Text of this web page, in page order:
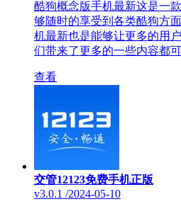
酷狗概念版手机最新这是一
够随时的享受到各类酷狗方
机最新也是能够让更多的用
们带来了更多的一些内容都可
查看
交管12123免费手机正版
v3.0.1 /2024-05-10